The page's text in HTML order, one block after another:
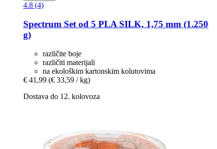
4.8 (4)
Spectrum Set od 5 PLA SILK, 1,75 mm (1.250
g)
različite boje
različiti materijali
na ekološkim kartonskim kolutovima
€ 41,99 (€ 33,59 / kg)
Dostava do 12. kolovoza